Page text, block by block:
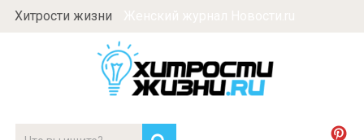
Хитрости жизни